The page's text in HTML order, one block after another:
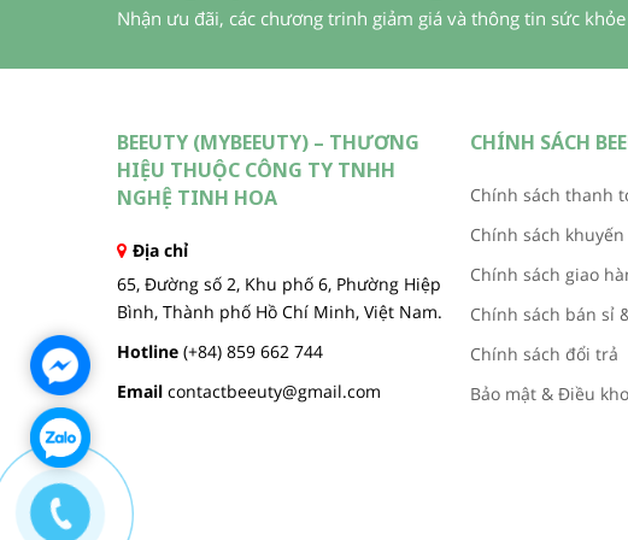
Nhận ưu đãi, các chương trinh giảm giá và thông tin sức
BEEUTY (MYBEEUTY) – THƯƠNG
HIỆU THUỘC CÔNG TY TNHH
NGHỆ TINH HOA
Địa chỉ
65, Đường số 2, Khu phố 6, Phường Hiệp
Bình, Thành phố Hồ Chí Minh, Việt Nam.
Hotline (+84) 859 662 744
Email contactbeeuty@gmail.com
CHÍNH SÁCH
Chính sách thanh
Chính sách
Chính sách giao
Chính sách bán sỉ
Chính sách đổi trả
Bảo mật & Điều